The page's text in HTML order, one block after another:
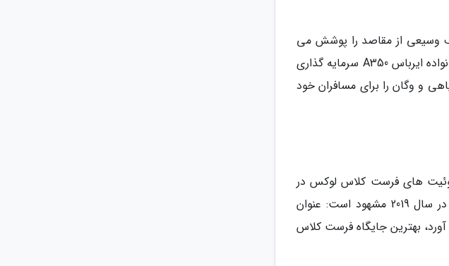
هوایی به طیف وسیعی از مقاصد را پوشش می
دهد. آن ها برای اینکه همچنان در صحنه رقابت باقی بمانند، حتی روی هواپیماهای تازه خانواده ایرباس A350 سرمایه گذاری
و وگان را برای مسافران خود
سوئیت های فرست کلاس لوکس در
هواپیماهایش شناخته می شود؛ موضوعی که به وضوح در جوایز کسب شده این ایرلاین در سال 2019 مشهود است: عنوان
بهترین جایگاه فرست کلاس